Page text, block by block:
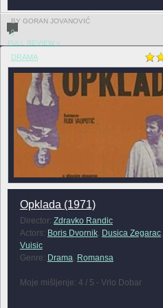
BY GORAN JOVANOVIĆ
0
FULL REVIEW »
DRAMA
Opklada (1971)
Director: Zdravko Randic
Actors: Boris Dvornik, Dusica Zegarac,
Vuisic
Genre: Drama, Romansa
Moje mišljenje: 4 / 5 - Vrlo Dobar